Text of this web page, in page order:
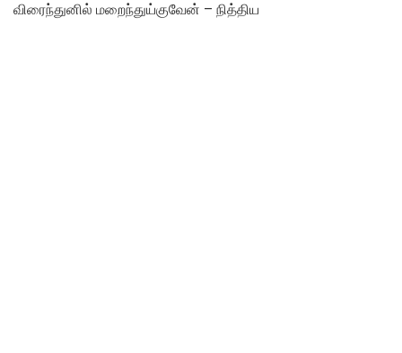
விரைந்துனில் மறைந்துய்குவேன் – நித்திய